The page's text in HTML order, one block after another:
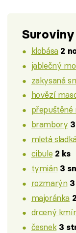
Suroviny
klobása 2
jablečný
zakysaná
hovězí
přepuštěné
brambory
mletá
cibule 2 ks
tymián 3
rozmarýn
majoránka
drcený
česnek 3